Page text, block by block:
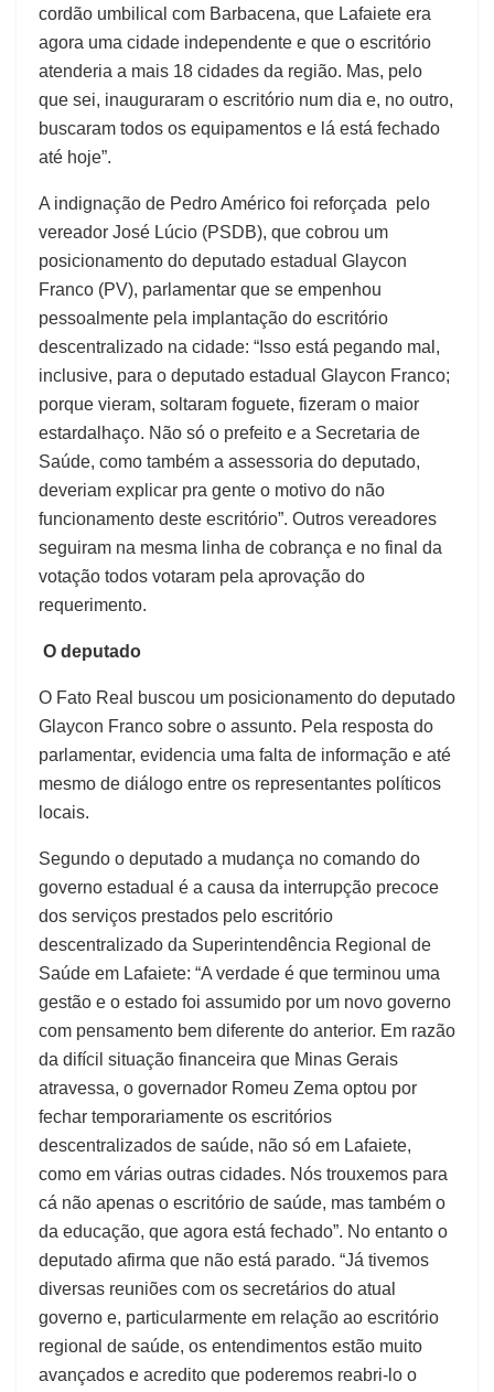
cordão umbilical com Barbacena, que Lafaiete era
agora uma cidade independente e que o escritório
atenderia a mais 18 cidades da região. Mas, pelo
que sei, inauguraram o escritório num dia e, no outro,
buscaram todos os equipamentos e lá está fechado
até hoje”.
A indignação de Pedro Américo foi reforçada pelo
vereador José Lúcio (PSDB), que cobrou um
posicionamento do deputado estadual Glaycon
Franco (PV), parlamentar que se empenhou
pessoalmente pela implantação do escritório
descentralizado na cidade: “Isso está pegando mal,
inclusive, para o deputado estadual Glaycon Franco;
porque vieram, soltaram foguete, fizeram o maior
estardalhaço. Não só o prefeito e a Secretaria de
Saúde, como também a assessoria do deputado,
deveriam explicar pra gente o motivo do não
funcionamento deste escritório”. Outros vereadores
seguiram na mesma linha de cobrança e no final da
votação todos votaram pela aprovação do
requerimento.
O deputado
O Fato Real buscou um posicionamento do deputado
Glaycon Franco sobre o assunto. Pela resposta do
parlamentar, evidencia uma falta de informação e até
mesmo de diálogo entre os representantes políticos
locais.
Segundo o deputado a mudança no comando do
governo estadual é a causa da interrupção precoce
dos serviços prestados pelo escritório
descentralizado da Superintendência Regional de
Saúde em Lafaiete: “A verdade é que terminou uma
gestão e o estado foi assumido por um novo governo
com pensamento bem diferente do anterior. Em razão
da difícil situação financeira que Minas Gerais
atravessa, o governador Romeu Zema optou por
fechar temporariamente os escritórios
descentralizados de saúde, não só em Lafaiete,
como em várias outras cidades. Nós trouxemos para
cá não apenas o escritório de saúde, mas também o
da educação, que agora está fechado”. No entanto o
deputado afirma que não está parado. “Já tivemos
diversas reuniões com os secretários do atual
governo e, particularmente em relação ao escritório
regional de saúde, os entendimentos estão muito
avançados e acredito que poderemos reabri-lo o